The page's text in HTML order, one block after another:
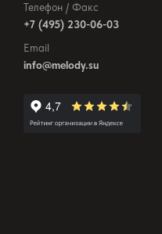
Телефон / Факс
+7 (495) 230-06-03
Email
info@melody.su